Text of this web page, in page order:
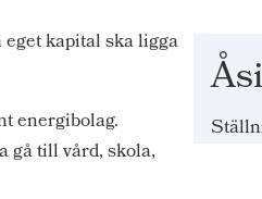
kapital ska ligga
energibolag.
gå till vård, skola,